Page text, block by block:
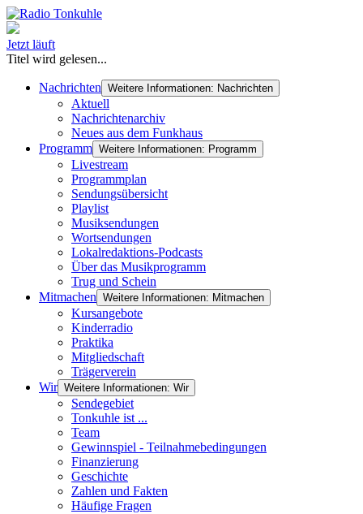
Jetzt läuft
Titel wird gelesen...
Nachrichten Weitere Informationen: Nachrichten
Aktuell
Nachrichtenarchiv
Neues aus dem Funkhaus
Programm Weitere Informationen: Programm
Livestream
Programmplan
Sendungsübersicht
Playlist
Musiksendungen
Wortsendungen
Lokalredaktions-Podcasts
Über das Musikprogramm
Trug und Schein
Mitmachen Weitere Informationen: Mitmachen
Kursangebote
Kinderradio
Praktika
Mitgliedschaft
Trägerverein
Wir Weitere Informationen: Wir
Sendegebiet
Tonkuhle ist ...
Team
Gewinnspiel - Teilnahmebedingungen
Finanzierung
Geschichte
Zahlen und Fakten
Häufige Fragen